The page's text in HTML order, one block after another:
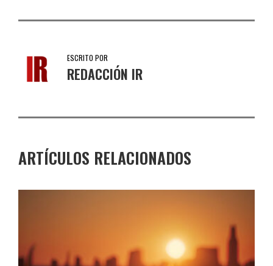
ESCRITO POR
REDACCIÓN IR
ARTÍCULOS RELACIONADOS